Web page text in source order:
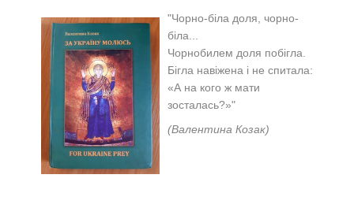
"Чорно-біла доля, чорно-
біла...
Чорнобилем доля побігла.
Бігла навіжена і не спитала:
«А на кого ж мати
зосталась?»"
(Валентина Козак)